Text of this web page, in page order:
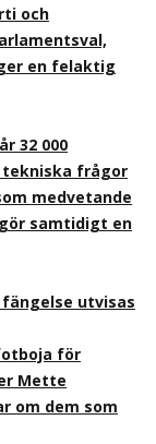
och
en felaktig
32 000
tekniska frågor
medvetande
samtidigt en
utvisas
för
Mette
om dem som